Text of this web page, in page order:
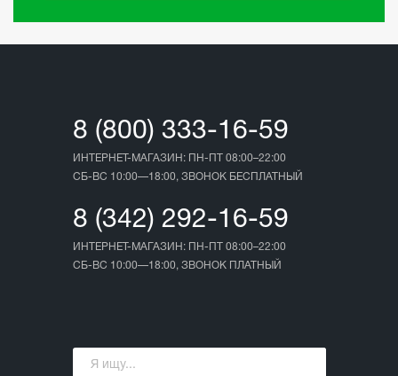
8 (800) 333-16-59
ИНТЕРНЕТ-МАГАЗИН: ПН-ПТ 08:00–22:00
СБ-ВС 10:00—18:00, ЗВОНОК БЕСПЛАТНЫЙ
8 (342) 292-16-59
ИНТЕРНЕТ-МАГАЗИН: ПН-ПТ 08:00–22:00
СБ-ВС 10:00—18:00, ЗВОНОК ПЛАТНЫЙ